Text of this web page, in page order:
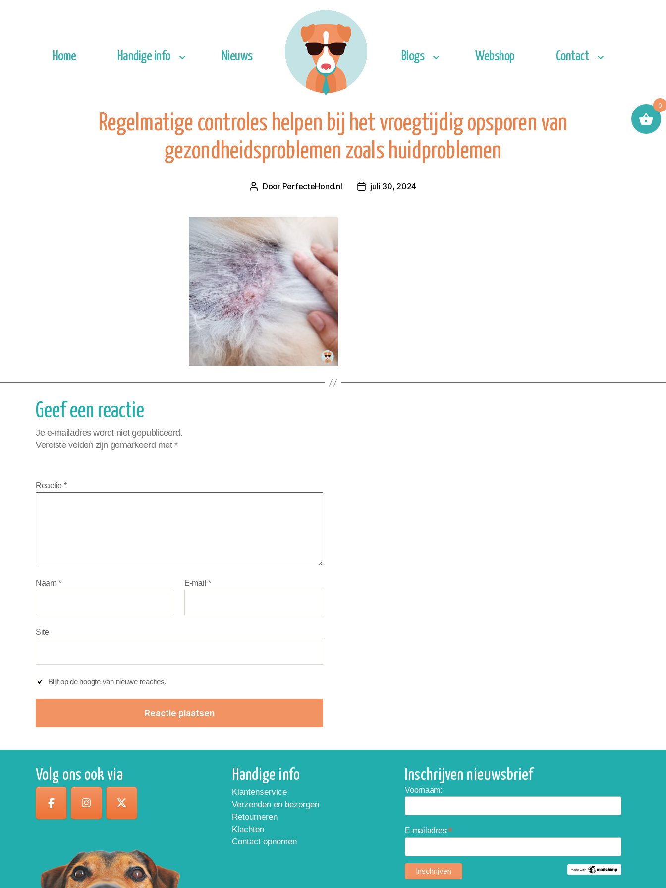
Home Handige info Nieuws Blogs Webshop Contact
Regelmatige controles helpen bij het vroegtijdig opsporen van
gezondheidsproblemen zoals huidproblemen
Berichtauteur
Door PerfecteHond.nl Berichtdatum
juli 30, 2024
Geef een reactie
Je e-mailadres wordt niet gepubliceerd.
Vereiste velden zijn gemarkeerd met *
Reactie *
Naam * E-mail*
Site
Blijf op de hoogte van nieuwe reacties.
Volg ons ook via Handige info
Klantenservice
Verzenden en bezorgen
Retourneren
Klachten
Contact opnemen
Inschrijven nieuwsbrief
Voornaam:
E-mailadres:*
0